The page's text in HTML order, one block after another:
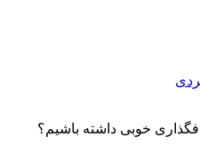
خوبی داشته باشیم؟